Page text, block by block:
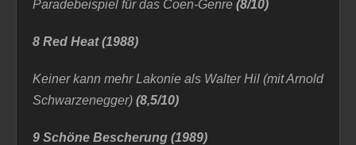
Paradebeispiel für das Coen-Genre (8/10)
8 Red Heat (1988)
Keiner kann mehr Lakonie als Walter Hil (mit Arnold
Schwarzenegger) (8,5/10)
9 Schöne Bescherung (1989)